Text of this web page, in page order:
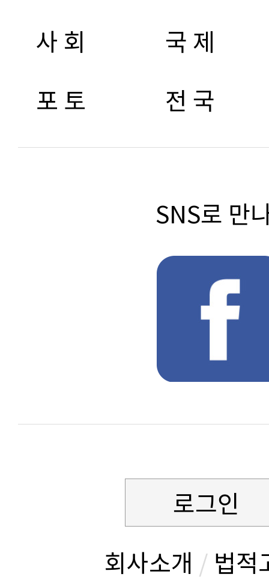
사 회
국 제
포 토
전 국
SNS로 만
로그인
회사소개 / 법적